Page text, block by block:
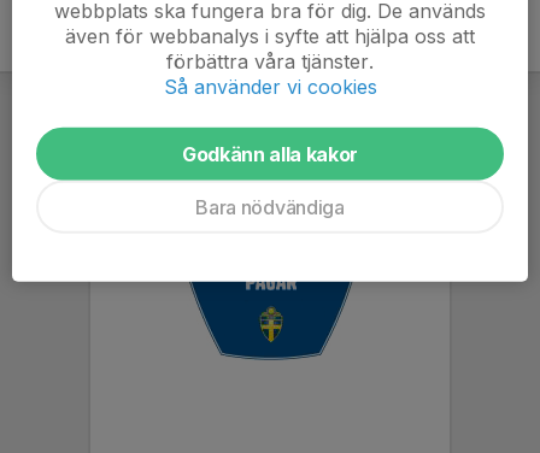
webbplats ska fungera bra för dig. De används
även för webbanalys i syfte att hjälpa oss att
förbättra våra tjänster.
Så använder vi cookies
Godkänn alla kakor
Bara nödvändiga